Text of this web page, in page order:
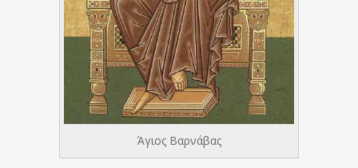
Άγιος Βαρνάβας